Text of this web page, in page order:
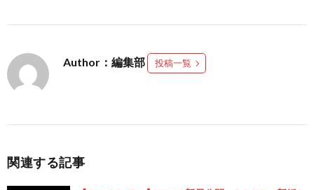
Author：編集部 投稿一覧
関連する記事